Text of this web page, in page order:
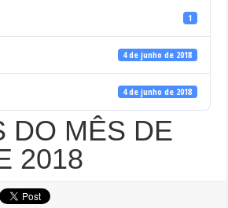
1
4 de junho de 2018
4 de junho de 2018
DO MÊS DE
2018